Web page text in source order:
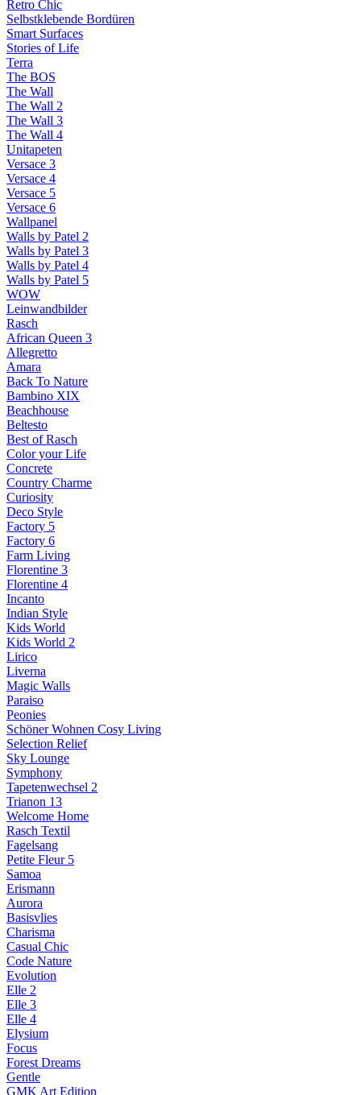
Retro Chic
Selbstklebende Bordüren
Smart Surfaces
Stories of Life
Terra
The BOS
The Wall
The Wall 2
The Wall 3
The Wall 4
Unitapeten
Versace 3
Versace 4
Versace 5
Versace 6
Wallpanel
Walls by Patel 2
Walls by Patel 3
Walls by Patel 4
Walls by Patel 5
WOW
Leinwandbilder
Rasch
African Queen 3
Allegretto
Amara
Back To Nature
Bambino XIX
Beachhouse
Beltesto
Best of Rasch
Color your Life
Concrete
Country Charme
Curiosity
Deco Style
Factory 5
Factory 6
Farm Living
Florentine 3
Florentine 4
Incanto
Indian Style
Kids World
Kids World 2
Lirico
Liverna
Magic Walls
Paraiso
Peonies
Schöner Wohnen Cosy Living
Selection Relief
Sky Lounge
Symphony
Tapetenwechsel 2
Trianon 13
Welcome Home
Rasch Textil
Fagelsang
Petite Fleur 5
Samoa
Erismann
Aurora
Basisvlies
Charisma
Casual Chic
Code Nature
Evolution
Elle 2
Elle 3
Elle 4
Elysium
Focus
Forest Dreams
Gentle
GMK Art Edition